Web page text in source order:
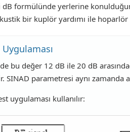
formülünde yerlerine
bir kuplör yardımı ile hoparlör
bu değer 12 dB ile 20 dB
parametresi aynı zamanda
uygulaması kullanılır: